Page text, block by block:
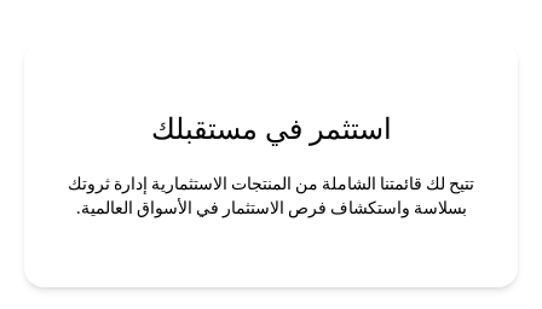
استثمر في مستقبلك
تتيح لك قائمتنا الشاملة من المنتجات الاستثمارية إدارة ثروتك
بسلاسة واستكشاف فرص الاستثمار في الأسواق العالمية.